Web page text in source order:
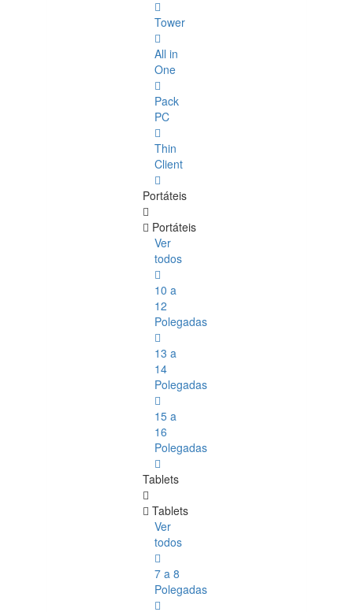
Tower
All in
One
Pack
PC
Thin
Client
Portáteis
Portáteis
Ver
todos
10 a
12
Polegadas
13 a
14
Polegadas
15 a
16
Polegadas
Tablets
Tablets
Ver
todos
7 a 8
Polegadas